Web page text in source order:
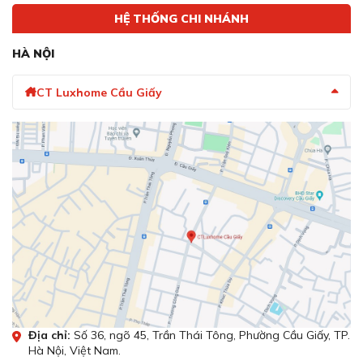
Perfect Fry báo nếu nhiệt độ đạt mốc và giữ nguyên
nhiệt độ này trong suốt quá trình nấu
MoveMode
thay đổi vị trí của dụng cụ nấu trên các
Kích hoạt chế độ giữ ấm khi bạn cần làm
nóng nhẹ hoặc giữ ấm thức ăn
Chức năng giữ ấm được trang bị trên bếp từ Bosch
PXX975KW1E giúp bạn có thể giữ nóng và hâm nóng
thức ăn ở nhiệt độ thích hợp bạn đã cài đặt trước.
Nó sẽ giúp bạn hâm nóng thức ăn ở mức nhiệt vừa phải,
với mức công suất được cài đặt trước bạn có thể hâm
nóng một cách nhanh chóng khi bạn không có thời gian
thực hiện.
HỆ THỐNG CHI NHÁNH
HÀ NỘI
CT Luxhome Cầu Giấy
Địa chỉ: Số 36, ngõ 45, Trần Thái Tông, Phường Cầu Giấy, TP.
Hà Nội, Việt Nam.